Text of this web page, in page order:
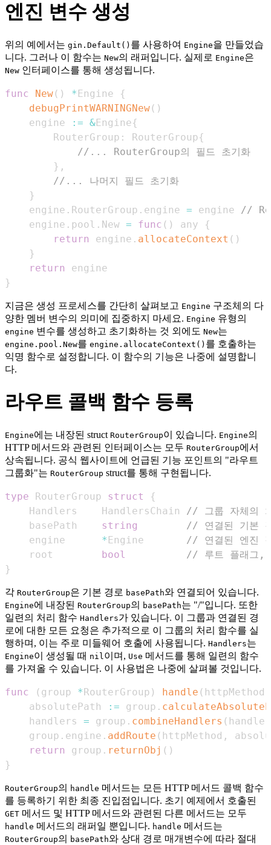
엔진 변수 생성
위의 예에서는 gin.Default() 를 사용하여 Engine을 만들었습
니다. 그러나 이 함수는 New의 래퍼입니다. 실제로 Engine은
New 인터페이스를 통해 생성됩니다.
func New( ) * Engine
{
debugPrintWARNINGNew( )
    engine
:= &Engine{
        RouterGroup
: RouterGroup{
//... RouterGroup의 필드 초기화
} ,
//... 나머지 필드 초기화
}
    engine
. RouterGroup . engine = engine
//
    engine
. pool . New = func ( ) any
{
return
engine . allocateContext ( )
}
return
}
지금은 생성 프로세스를 간단히 살펴보고 Engine 구조체의 다
양한 멤버 변수의 의미에 집중하지 마세요. Engine 유형의
engine 변수를 생성하고 초기화하는 것 외에도 New는
engine.pool.New를 engine.allocateContext() 를 호출하는
익명 함수로 설정합니다. 이 함수의 기능은 나중에 설명합니
다.
라우트 콜백 함수 등록
Engine에는 내장된 struct RouterGroup이 있습니다. Engine의
HTTP 메서드와 관련된 인터페이스는 모두 RouterGroup에서
상속됩니다. 공식 웹사이트에 언급된 기능 포인트의 "라우트
그룹화"는 RouterGroup struct를 통해 구현됩니다.
type RouterGroup struct
{
    Handlers    HandlersChain
// 그룹 자체의
    basePath
string
// 연결된 기본
    engine
* Engine
// 연결된 엔진
    root
bool
// 루트 플래그,
}
각 RouterGroup은 기본 경로 basePath와 연결되어 있습니다.
Engine에 내장된 RouterGroup의 basePath는 "/"입니다. 또한
일련의 처리 함수 Handlers가 있습니다. 이 그룹과 연결된 경
로에 대한 모든 요청은 추가적으로 이 그룹의 처리 함수를 실
행하며, 이는 주로 미들웨어 호출에 사용됩니다. Handlers는
Engine이 생성될 때 nil 이며, Use 메서드를 통해 일련의 함수
를 가져올 수 있습니다. 이 사용법은 나중에 살펴볼 것입니다.
func ( group *RouterGroup ) handle ( httpMethod
    absolutePath
:= group .
    handlers
= group . combineHandlers (
    group
. engine . addRoute ( httpMethod ,
return
group . returnObj ( )
}
RouterGroup의 handle 메서드는 모든 HTTP 메서드 콜백 함수
를 등록하기 위한 최종 진입점입니다. 초기 예제에서 호출된
GET 메서드 및 HTTP 메서드와 관련된 다른 메서드는 모두
handle 메서드의 래퍼일 뿐입니다. handle 메서드는
RouterGroup의 basePath와 상대 경로 매개변수에 따라 절대